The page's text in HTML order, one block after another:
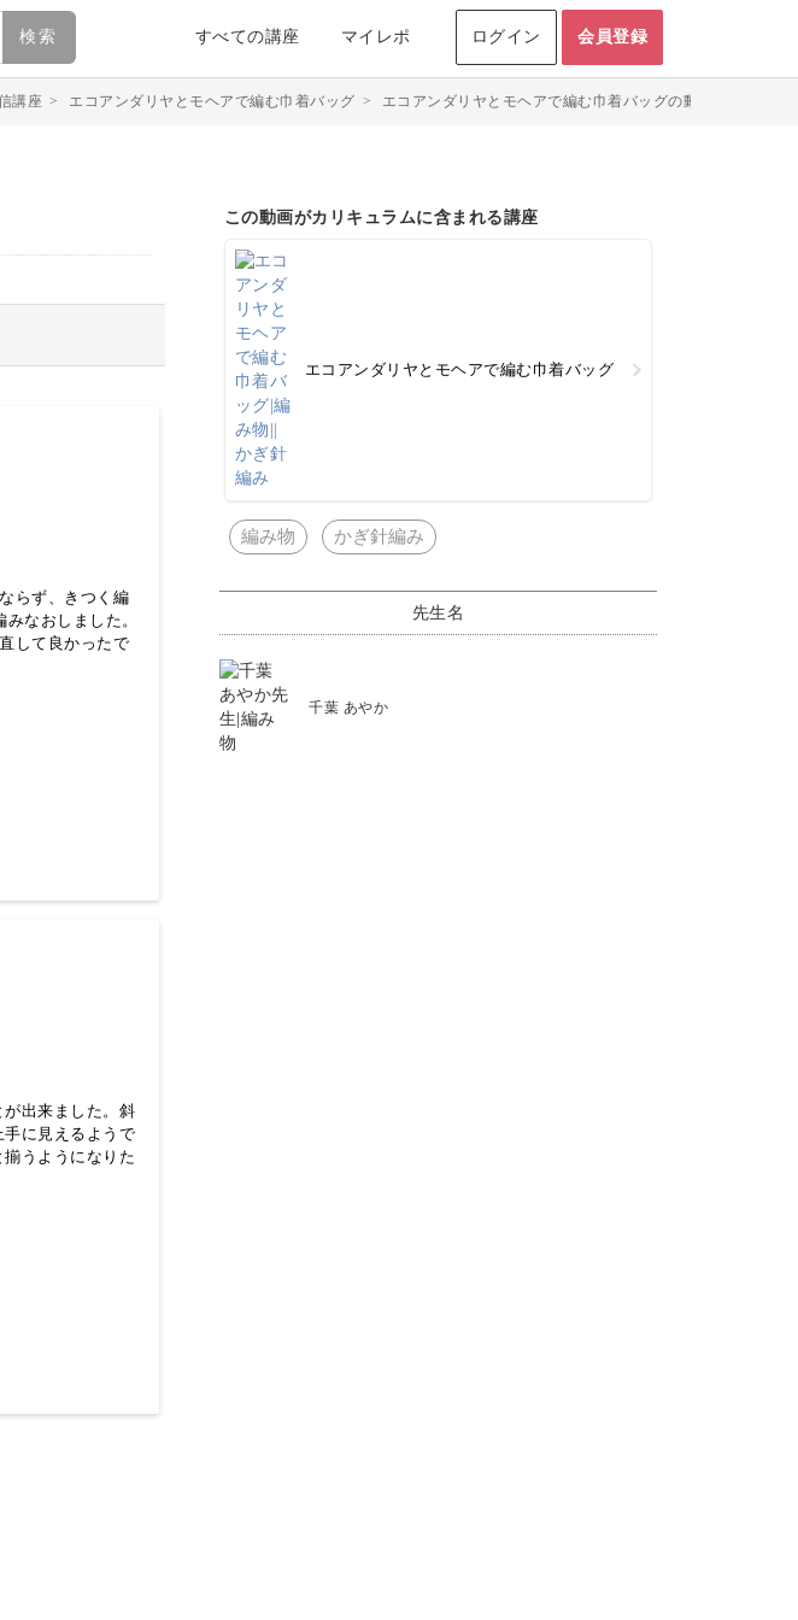
検索 すべての講座 マイレポ ログイン 会員登録
講座 > エコアンダリヤとモヘアで編む巾着バッグ > エコアンダリヤとモヘアで編む巾着バッグの動画
らず、きつく編
なおしました。
して良かったで
まいましたが、
が出来ました。斜
に見えるようで
うようになりた
この動画がカリキュラムに含まれる講座
エコアンダリヤとモヘアで編む巾着バッグ
編み物 かぎ針編み
先生名
千葉 あやか